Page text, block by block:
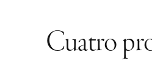
Cuatro